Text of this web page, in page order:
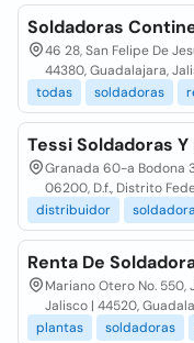
Soldadoras
46 28, San Felipe De
44380, Guadalajara,
todas
soldadoras
Tessi Soldadoras
Granada 60-a Bodona
06200, D.f., Distrito
distribuidor
Renta De
Mariano Otero No. 550,
Jalisco | 44520,
plantas
soldadoras